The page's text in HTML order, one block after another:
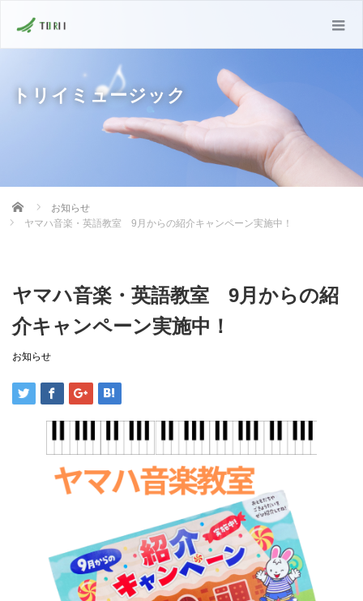
トリイミュージック
Home
お知らせ
ヤマハ音楽・英語教室 9月からの紹介キャンペーン実施中！
ヤマハ音楽・英語教室 9月からの紹
介キャンペーン実施中！
お知らせ